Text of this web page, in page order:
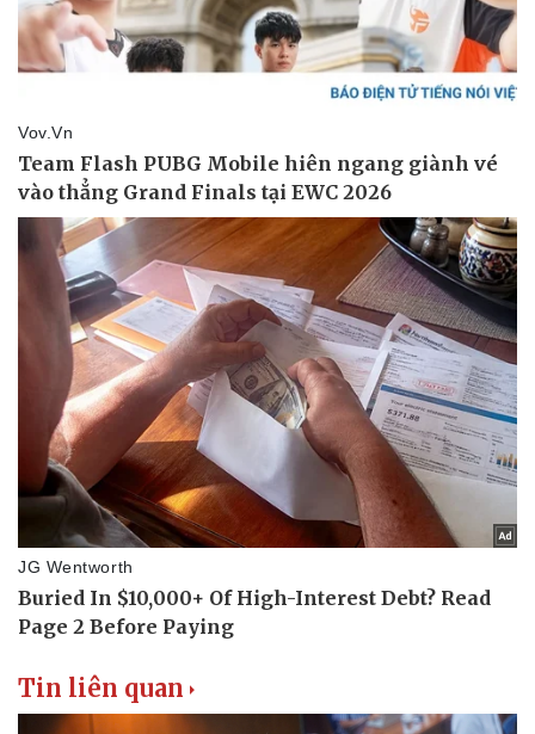
Tư vấn luật
Quân sự - Quốc phòng
Phân tích
Tin liên quan